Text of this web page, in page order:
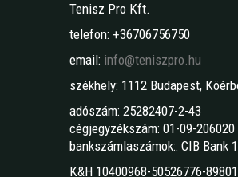
Tenisz Pro Kft.
telefon: +36706756750
email: info@teniszpro.hu
székhely: 1112 Budapest,
adószám: 25282407-2-43
cégjegyzékszám: 01-09-206020
bankszámlaszámok:: CIB Bank
K&H 10400968-50526776-